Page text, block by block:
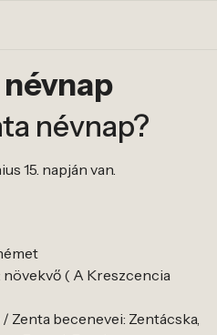
névnap?
15. napján van.
növekvő ( A Kreszcencia
Zenta becenevei: Zentácska,